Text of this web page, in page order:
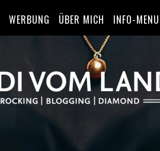
WERBUNG ÜBER MICH INFO-